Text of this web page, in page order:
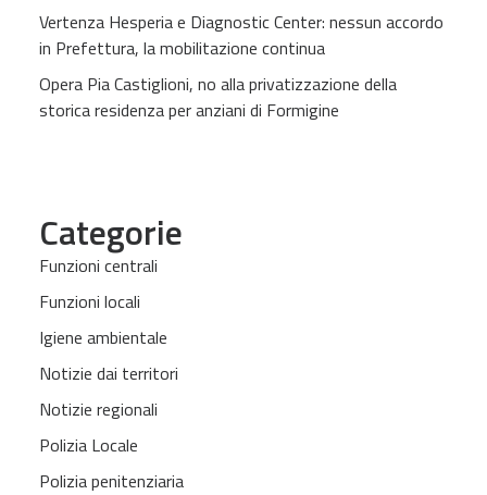
Vertenza Hesperia e Diagnostic Center: nessun accordo
in Prefettura, la mobilitazione continua
Opera Pia Castiglioni, no alla privatizzazione della
storica residenza per anziani di Formigine
Categorie
Funzioni centrali
Funzioni locali
Igiene ambientale
Notizie dai territori
Notizie regionali
Polizia Locale
Polizia penitenziaria